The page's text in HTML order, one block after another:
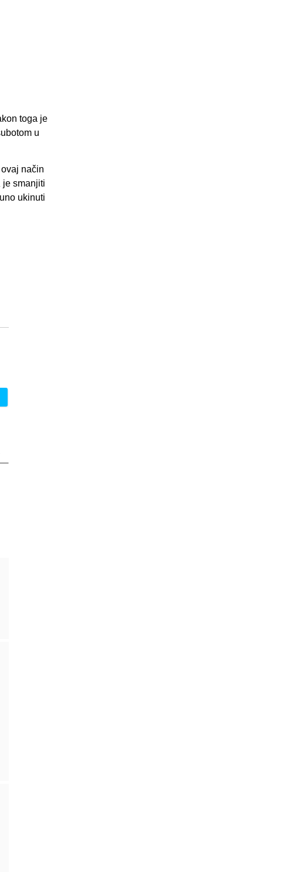
toga je
u
način
je smanjiti
ukinuti